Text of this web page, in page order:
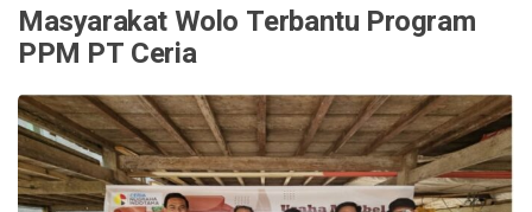
Masyarakat Wolo Terbantu Program
PPM PT Ceria